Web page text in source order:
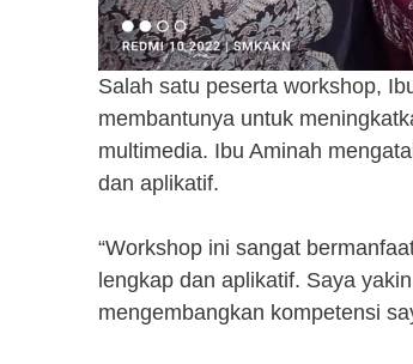
Salah satu peserta workshop,
membantunya untuk
multimedia. Ibu Aminah
dan aplikatif.
“Workshop ini sangat
lengkap dan aplikatif. Saya
mengembangkan kompetensi